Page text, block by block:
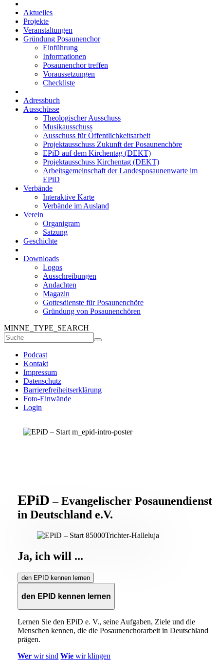
Aktuelles
Projekte
Veranstaltungen
Gründung Posaunenchor
Einführung
Informationen
Posaunenchor treffen
Voraussetzungen
Checkliste
Adressbuch
Ausschüsse
Theologischer Ausschuss
Musikausschuss
Ausschuss für Öffent­lich­keits­arbeit
Projekt­aus­schuss Zukunft der Posau­nen­chöre
EPiD auf dem Kirchentag (DEKT)
Projektausschuss Kirchentag (DEKT)
Arbeitsgemeinschaft der Landesposaunenwarte im
EPiD
Verbände
Interaktive Karte
Verbände im Ausland
Verein
Organigram
Satzung
Geschichte
Downloads
Logos
Ausschreibungen
Andachten
Magazin
Gottesdienste für Posaunenchöre
Gründung von Posaunenchören
MINNE_TYPE_SEARCH
Podcast
Kontakt
Impressum
Datenschutz
Barrierefreiheitserklärung
Foto-Einwände
Login
EPiD – Evangelischer Posaunendienst
in Deutschland e.V.
Ja, ich will ...
den EPID kennen lernen
den EPID kennen lernen
Lernen Sie den EPiD e. V., seine Aufgaben, Ziele und die
Menschen kennen, die die Posaunenchorarbeit in Deutschland
prägen.
Wer wir sind Wie wir klingen